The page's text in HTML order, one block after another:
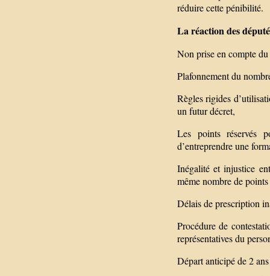
réduire cette pénibilité.
La réaction des
Non prise en compte
Plafonnement du
Règles rigides
un futur décret,
Les points réservés
d’entreprendre une
Inégalité et injustice
même nombre de
Délais de prescription
Procédure de
représentatives du
Départ anticipé de 2